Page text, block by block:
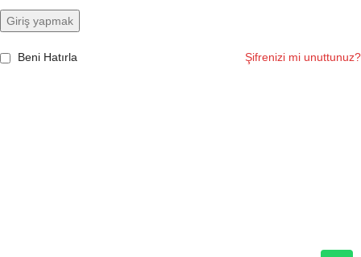
Giriş yapmak
Şifrenizi mi unuttunuz?
Beni Hatırla